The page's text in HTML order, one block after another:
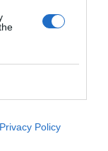
Privacy Policy